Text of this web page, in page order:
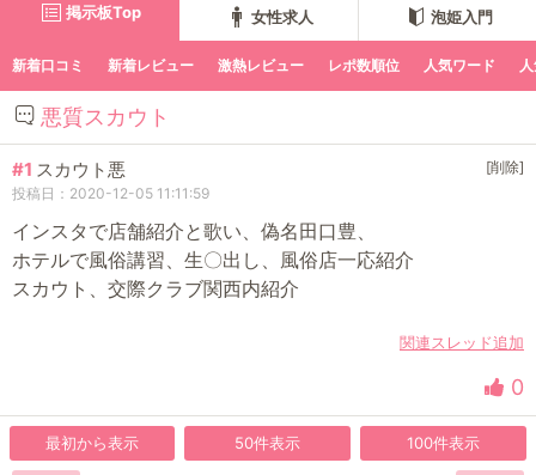
掲示板Top 女性求人 泡姫入門
新着口コミ 新着レビュー 激熱レビュー レポ数順位 人気ワード
悪質スカウト
#1 スカウト悪
[削除]
投稿日：2020-12-05 11:11:59
インスタで店舗紹介と歌い、偽名田口豊、
ホテルで風俗講習、生〇出し、風俗店一応紹介
スカウト、交際クラブ関西内紹介
関連スレッド追加
0
最初から表示 50件表示 100件表示